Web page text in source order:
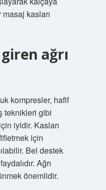
kasları
ağrı
kompresler, hafif
teknikleri gibi
iyidir. Kasları
için
Bel destek
Ağrı
önemlidir.